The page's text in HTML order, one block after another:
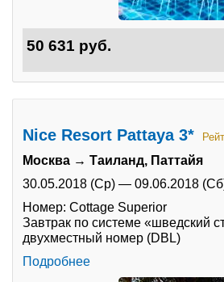
50 631 руб.
Nice Resort Pattaya 3*
Москва → Таиланд, Паттайя
30.05.2018 (Ср) — 09.06.2018
Номер: Cottage Superior
Завтрак по системе «шведский
двухместный номер (DBL)
Подробнее